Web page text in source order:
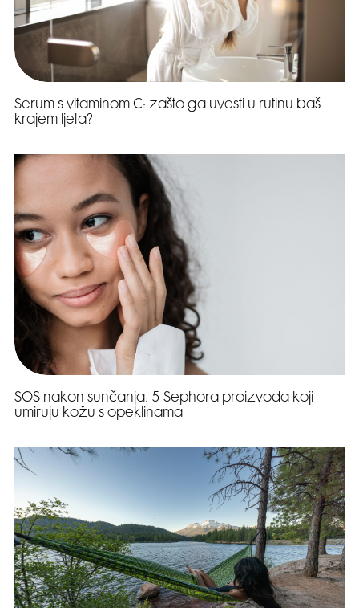
Serum s vitaminom C: zašto ga uvesti u rutinu baš
krajem ljeta?
SOS nakon sunčanja: 5 Sephora proizvoda koji
umiruju kožu s opeklinama